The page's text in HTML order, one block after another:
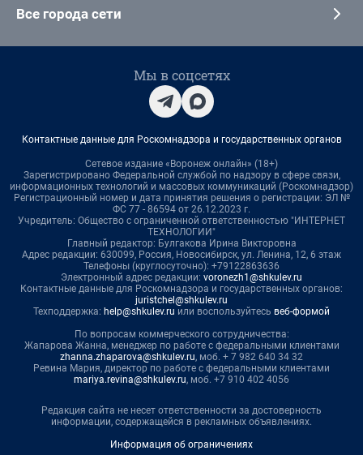
Все города сети
Мы в соцсетях
Контактные данные для Роскомнадзора и государственных органов
Сетевое издание «Воронеж онлайн» (18+)
Зарегистрировано Федеральной службой по надзору в сфере связи,
информационных технологий и массовых коммуникаций (Роскомнадзор)
Регистрационный номер и дата принятия решения о регистрации: ЭЛ №
ФС 77 - 86594 от 26.12.2023 г.
Учредитель: Общество с ограниченной ответственностью "ИНТЕРНЕТ
ТЕХНОЛОГИИ"
Главный редактор: Булгакова Ирина Викторовна
Адрес редакции: 630099, Россия, Новосибирск, ул. Ленина, 12, 6 этаж
Телефоны (круглосуточно): +79122863636
Электронный адрес редакции: voronezh1@shkulev.ru
Контактные данные для Роскомнадзора и государственных органов:
juristchel@shkulev.ru
Техподдержка: help@shkulev.ru или воспользуйтесь веб-формой
По вопросам коммерческого сотрудничества:
Жапарова Жанна, менеджер по работе с федеральными клиентами
zhanna.zhaparova@shkulev.ru, моб. + 7 982 640 34 32
Ревина Мария, директор по работе с федеральными клиентами
mariya.revina@shkulev.ru, моб. +7 910 402 4056
Редакция сайта не несет ответственности за достоверность
информации, содержащейся в рекламных объявлениях.
Информация об ограничениях